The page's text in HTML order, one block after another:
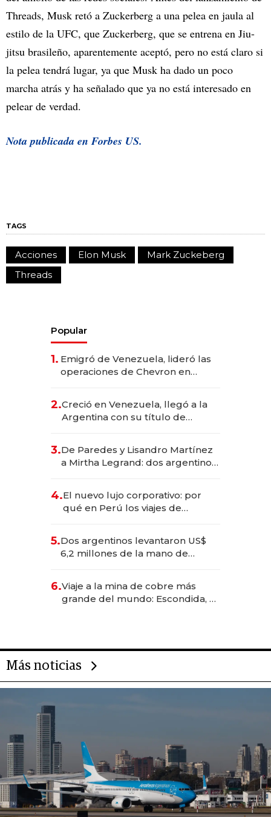
Threads, Musk retó a Zuckerberg a una pelea en jaula al
estilo de la UFC, que Zuckerberg, que se entrena en Jiu-
jitsu brasileño, aparentemente aceptó, pero no está claro si
la pelea tendrá lugar, ya que Musk ha dado un poco
marcha atrás y ha señalado que ya no está interesado en
pelear de verdad.
Nota publicada en Forbes US.
TAGS
Acciones Elon Musk
Mark Zuckeberg
Threads
Popular
1. Emigró de Venezuela, lideró las
operaciones de Chevron en
2.Creció en Venezuela, llegó a la
Argentina con su título de
las marcas "fast premium"
3.De Paredes y Lisandro Martínez
a Mirtha Legrand: dos argentinos
4.El nuevo lujo corporativo: por
qué en Perú los viajes de
transformadoras
5.Dos argentinos levantaron US$
6,2 millones de la mano de
6.Viaje a la mina de cobre más
grande del mundo: Escondida, el
Más noticias